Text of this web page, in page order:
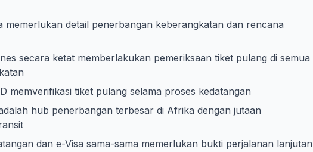
memerlukan detail penerbangan keberangkatan dan rencana
secara ketat memberlakukan pemeriksaan tiket pulang di semua
memverifikasi tiket pulang selama proses kedatangan
hub penerbangan terbesar di Afrika dengan jutaan
dan e-Visa sama-sama memerlukan bukti perjalanan lanjutan